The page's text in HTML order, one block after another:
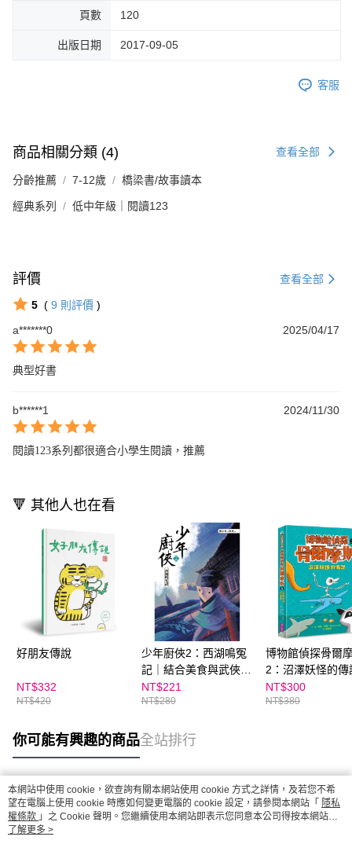
頁數 120
出版日期 2017-09-05
客服
商品相關分類 (4) 查看全部
分齡推薦 7-12歲 橋梁書/故事讀本
經典系列 低中年級｜閱讀123
評價 查看全部
5 ( 9 則評價 )
a*******0
2025/04/17
典型好書
b******1 2024/11/30
閱讀123系列都很適合小學生閱讀，推薦
🔻 其他人也在看
好朋友傳說
NT$332
NT$420
少年廚俠2：西湖鳴冤
記｜結合美食與武俠的
冒險之旅
NT$221
NT$280
博物館偵探骨爾
2：沼澤妖怪的傳
NT$300
NT$380
你可能有興趣的商品全站排行
熱門標籤
本網站中使用 cookie，欲查詢有關本網站使用 cookie 方式之詳情，及若您不希
望在電腦上使用 cookie 時應如何變更電腦的 cookie 設定，請參閱本網站「 隱私
權條款 」之 Cookie 聲明。您繼續使用本網站即表示您同意本公司得按本網站使
用條款之 Cookie 聲明使用 cookie。
了解更多 >